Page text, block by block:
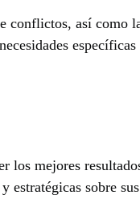
así como
los mejores
sobre